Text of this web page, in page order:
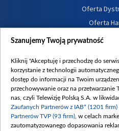
Oferta
Oferta
Procedura
Szanujemy Twoją prywatność
Kliknij "Akceptuję i przechodzę do
korzystanie z technologii
dostęp do informacji na Twoim
przechowywanie oraz na przetwarzanie
nas, czyli Telewizję Polską S.A. w
Zaufanych Partnerów z IAB* (1201 firm)
Partnerów TVP (93 firm) , w celach
zautomatyzowanego dopasowania